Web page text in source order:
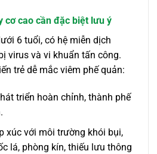
cơ cao cần đặc biệt lưu ý
6 tuổi, có hệ miễn dịch
virus và vi khuẩn tấn công.
trẻ dễ mắc viêm phế quản:
triển hoàn chỉnh, thành phế
xúc với môi trường khói bụi,
lá, phòng kín, thiếu lưu thông